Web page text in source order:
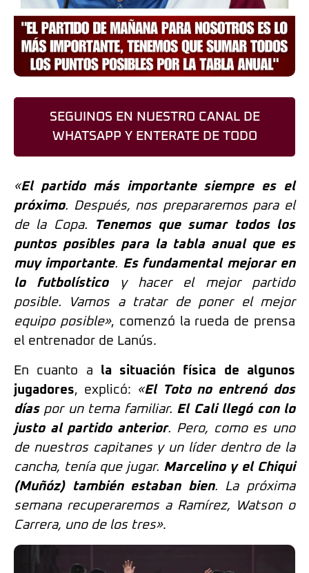
SEGUINOS EN NUESTRO CANAL DE
WHATSAPP Y ENTERATE DE TODO
«El partido más importante siempre es el
próximo. Después, nos prepararemos para el
de la Copa.
Tenemos que sumar todos los
puntos posibles para la tabla anual que es
muy importante. Es fundamental mejorar en
lo futbolísticoy hacer el mejor partido
posible. Vamos a tratar de poner el mejor
equipo posible», comenzó la rueda de prensa
el entrenador de Lanús.
En cuanto a la situación física de algunos
jugadores, explicó: «El Toto no entrenó dos
díaspor un tema familiar. El Cali llegó con lo
justo al partido anterior. Pero, como es uno
de nuestros capitanes y un líder dentro de la
cancha, tenía que jugar. Marcelino y el Chiqui
(Muñóz) también estaban bien. La próxima
semana recuperaremos a Ramírez, Watson o
Carrera, uno de los tres».